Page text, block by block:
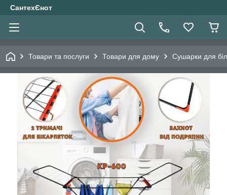
СантехЄнот
Товари та послуги Товари для дому Сушарки для